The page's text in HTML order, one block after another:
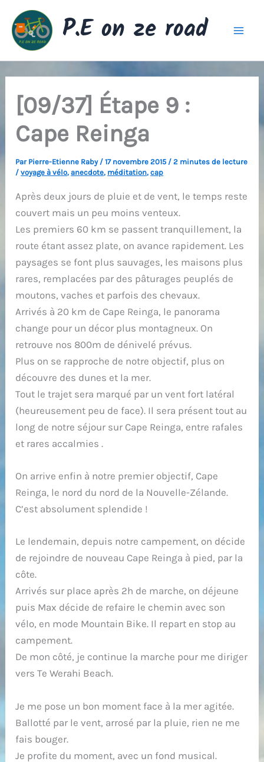
contenu
P.E on ze road
[09/37] Étape 9 :
Cape Reinga
Par Pierre-Etienne Raby /17 novembre 2015 /2 minutes de lecture
/voyage à vélo,anecdote, méditation,cap
Après deux jours de pluie et de vent, le temps reste
couvert mais un peu moins venteux.
Les premiers 60 km se passent tranquillement, la
route étant assez plate, on avance rapidement. Les
paysages se font plus sauvages, les maisons plus
rares, remplacées par des pâturages peuplés de
moutons, vaches et parfois des chevaux.
Arrivés à 20 km de Cape Reinga, le panorama
change pour un décor plus montagneux. On
retrouve nos 800m de dénivelé prévus.
Plus on se rapproche de notre objectif, plus on
découvre des dunes et la mer.
Tout le trajet sera marqué par un vent fort latéral
(heureusement peu de face). Il sera présent tout au
long de notre séjour sur Cape Reinga, entre rafales
et rares accalmies .
On arrive enfin à notre premier objectif, Cape
Reinga, le nord du nord de la Nouvelle-Zélande.
C’est absolument splendide !
Le lendemain, depuis notre campement, on décide
de rejoindre de nouveau Cape Reinga à pied, par la
côte.
Arrivés sur place après 2h de marche, on déjeune
puis Max décide de refaire le chemin avec son
vélo, en mode Mountain Bike. Il repart en stop au
campement.
De mon côté, je continue la marche pour me diriger
vers Te Werahi Beach.
Je me pose un bon moment face à la mer agitée.
Ballotté par le vent, arrosé par la pluie, rien ne me
fais bouger.
Je profite du moment, avec un fond musical.